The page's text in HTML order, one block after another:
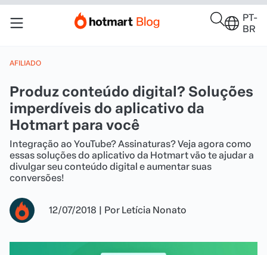
PT-
BR
AFILIADO
Produz conteúdo digital? Soluções
imperdíveis do aplicativo da
Hotmart para você
Integração ao YouTube? Assinaturas? Veja agora como
essas soluções do aplicativo da Hotmart vão te ajudar a
divulgar seu conteúdo digital e aumentar suas
conversões!
12/07/2018 | Por Letícia Nonato